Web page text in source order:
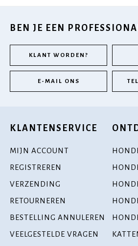
BEN JE EEN
KLANT WORDEN?
E-MAIL ONS
KLANTENSERVICE
MIJN ACCOUNT
REGISTREREN
VERZENDING
RETOURNEREN
BESTELLING ANNULEREN
VEELGESTELDE VRAGEN